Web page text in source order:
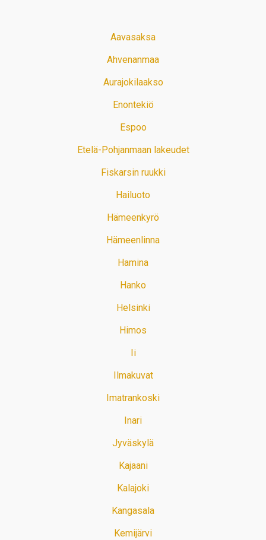
Aavasaksa
Ahvenanmaa
Aurajokilaakso
Enontekiö
Espoo
Etelä-Pohjanmaan lakeudet
Fiskarsin ruukki
Hailuoto
Hämeenkyrö
Hämeenlinna
Hamina
Hanko
Helsinki
Himos
Ii
Ilmakuvat
Imatrankoski
Inari
Jyväskylä
Kajaani
Kalajoki
Kangasala
Kemijärvi